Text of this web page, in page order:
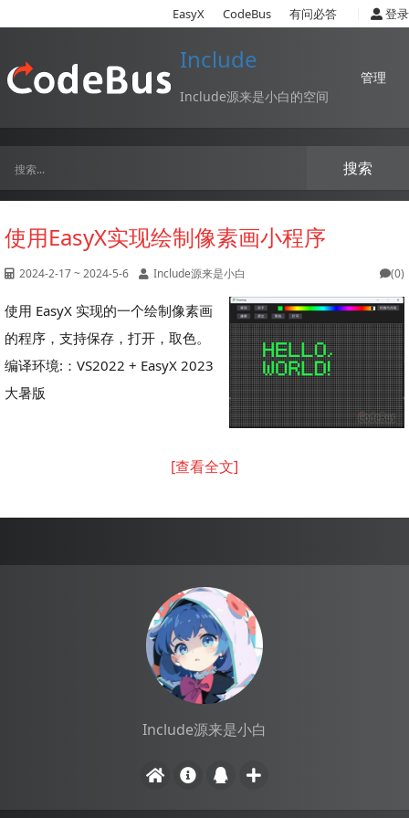
EasyX CodeBus 有问必答 登录
Include
Include源来是小白的空间
管理
使用EasyX实现绘制像素画小程序
2024-2-17 ~ 2024-5-6 Include源来是小白 (0)
使用 EasyX 实现的一个绘制像素画
的程序，支持保存，打开，取色。
编译环境:：VS2022 + EasyX 2023
大暑版
[查看全文]
Include源来是小白
搜索